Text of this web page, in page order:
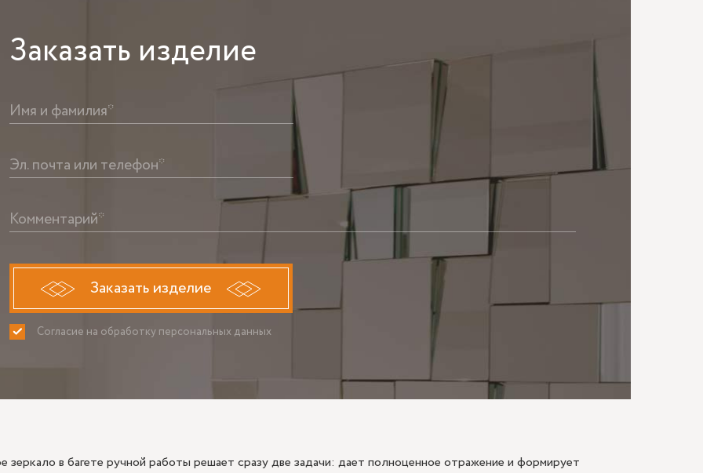
Заказать изделие
Имя и фамилия*
Эл. почта или телефон*
Комментарий*
Заказать изделие
Согласие на обработку персональных данных
ПРИНИМАЮ
зеркало в багете ручной работы решает сразу две задачи: дает полноценное отражение и формирует